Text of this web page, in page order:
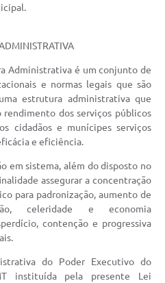
Administrativa é um conjunto de
e normas legais que são
estrutura administrativa que
dos serviços públicos
cidadãos e munícipes serviços
e eficiência.
em sistema, além do disposto no
assegurar a concentração
para padronização, aumento de
celeridade e economia
contenção e progressiva
do Poder Executivo do
instituída pela presente Lei